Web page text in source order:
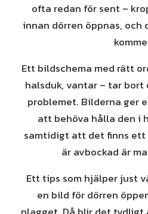
ofta redan för sent –
innan dörren öppnas,
Ett bildschema med rätt
halsduk, vantar – tar
problemet. Bilderna ger
att behöva hålla den i
samtidigt att det finns
är avbockad är
Ett tips som hjälper just
en bild för dörren